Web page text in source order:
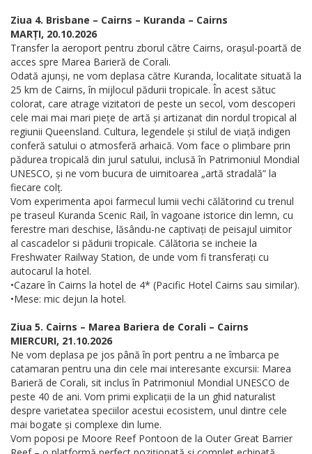
Ziua 4. Brisbane – Cairns – Kuranda – Cairns
MARȚI, 20.10.2026
Transfer la aeroport pentru zborul către Cairns, orașul-poartă de
acces spre Marea Barieră de Corali.
Odată ajunși, ne vom deplasa către Kuranda, localitate situată la
25 km de Cairns, în mijlocul pădurii tropicale. În acest sătuc
colorat, care atrage vizitatori de peste un secol, vom descoperi
cele mai mai mari piețe de artă și artizanat din nordul tropical al
regiunii Queensland. Cultura, legendele și stilul de viață indigen
conferă satului o atmosferă arhaică. Vom face o plimbare prin
pădurea tropicală din jurul satului, inclusă în Patrimoniul Mondial
UNESCO, și ne vom bucura de uimitoarea „artă stradală” la
fiecare colț.
Vom experimenta apoi farmecul lumii vechi călătorind cu trenul
pe traseul Kuranda Scenic Rail, în vagoane istorice din lemn, cu
ferestre mari deschise, lăsându-ne captivați de peisajul uimitor
al cascadelor si pădurii tropicale. Călătoria se incheie la
Freshwater Railway Station, de unde vom fi transferați cu
autocarul la hotel.
•Cazare în Cairns la hotel de 4* (Pacific Hotel Cairns sau similar).
•Mese: mic dejun la hotel.
Ziua 5. Cairns – Marea Bariera de Corali – Cairns
MIERCURI, 21.10.2026
Ne vom deplasa pe jos până în port pentru a ne îmbarca pe
catamaran pentru una din cele mai interesante excursii: Marea
Barieră de Corali, sit inclus în Patrimoniul Mondial UNESCO de
peste 40 de ani. Vom primi explicații de la un ghid naturalist
despre varietatea speciilor acestui ecosistem, unul dintre cele
mai bogate și complexe din lume.
Vom poposi pe Moore Reef Pontoon de la Outer Great Barrier